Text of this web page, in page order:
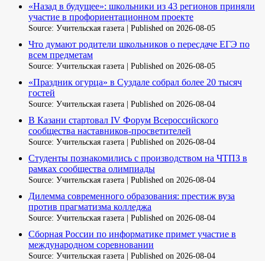
«Назад в будущее»: школьники из 43 регионов приняли
участие в профориентационном проекте
Source: Учительская газета Published on 2026-08-05
Что думают родители школьников о пересдаче ЕГЭ по
всем предметам
Source: Учительская газета Published on 2026-08-05
«Праздник огурца» в Суздале собрал более 20 тысяч
гостей
Source: Учительская газета Published on 2026-08-04
В Казани стартовал IV Форум Всероссийского
сообщества наставников-просветителей
Source: Учительская газета Published on 2026-08-04
Студенты познакомились с производством на ЧТПЗ в
рамках сообщества олимпиады
Source: Учительская газета Published on 2026-08-04
Дилемма современного образования: престиж вуза
против прагматизма колледжа
Source: Учительская газета Published on 2026-08-04
Сборная России по информатике примет участие в
международном соревновании
Source: Учительская газета Published on 2026-08-04